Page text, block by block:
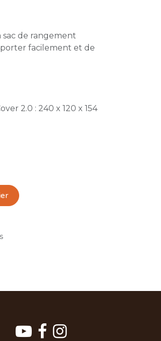
de rangement
facilement et de
2.0 : 240 x 120 x 154